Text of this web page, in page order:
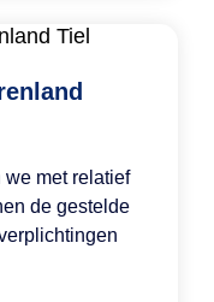
we met relatief
de gestelde